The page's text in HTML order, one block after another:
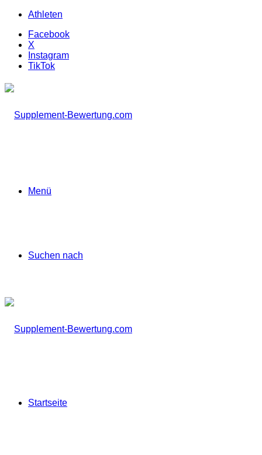
Athleten
Facebook
X
Instagram
TikTok
Menü
Suchen nach
Startseite